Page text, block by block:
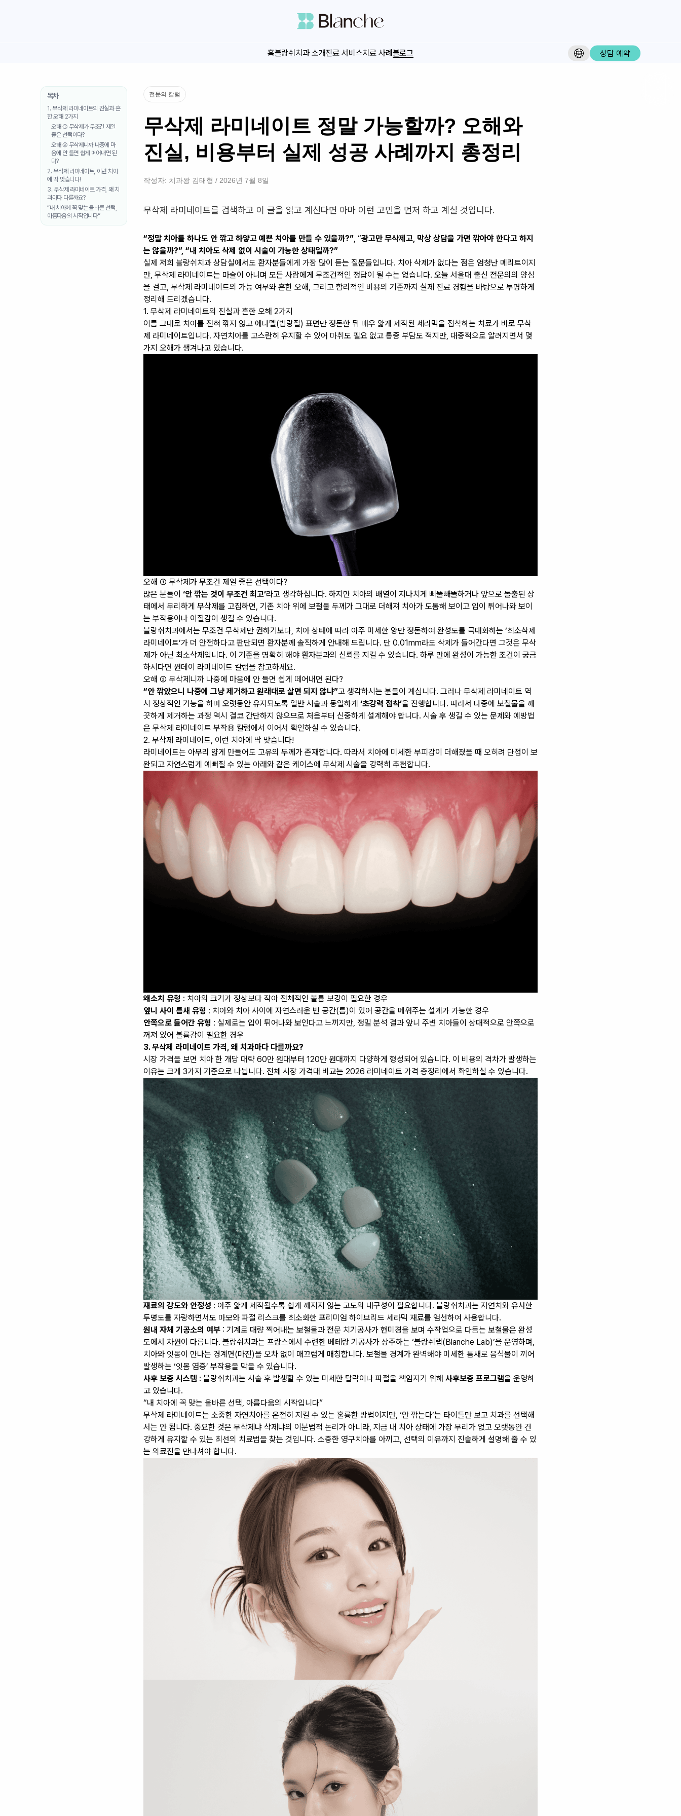
홈블랑쉬치과 소개진료 서비스치료 사례블로그 상담 예약
목차
1. 무삭제 라미네이트의 진실과 흔
한 오해 2가지
오해 ① 무삭제가 무조건 제일
좋은 선택이다?
오해 ② 무삭제니까 나중에 마
음에 안 들면 쉽게 떼어내면 된
다?
2. 무삭제 라미네이트, 이런 치아
에 딱 맞습니다!
3. 무삭제 라미네이트 가격, 왜 치
과마다 다를까요?
“내 치아에 꼭 맞는 올바른 선택,
아름다움의 시작입니다”
전문의 칼럼
무삭제 라미네이트 정말 가능할까? 오해와
진실, 비용부터 실제 성공 사례까지 총정리
작성자: 치과왕 김태형 / 2026년 7월 8일
무삭제 라미네이트를 검색하고 이 글을 읽고 계신다면 아마 이런 고민을 먼저 하고 계실 것입니다.
“정말 치아를 하나도 안 깎고 하얗고 예쁜 치아를 만들 수 있을까?”, “광고만 무삭제고, 막상 상담을 가면 깎아야 한다고 하지
는 않을까?”, “내 치아도 삭제 없이 시술이 가능한 상태일까?”
실제 저희 블랑쉬치과 상담실에서도 환자분들에게 가장 많이 듣는 질문들입니다. 치아 삭제가 없다는 점은 엄청난 메리트이지
만, 무삭제 라미네이트는 마술이 아니며 모든 사람에게 무조건적인 정답이 될 수는 없습니다. 오늘 서울대 출신 전문의의 양심
을 걸고, 무삭제 라미네이트의 가능 여부와 흔한 오해, 그리고 합리적인 비용의 기준까지 실제 진료 경험을 바탕으로 투명하게
정리해 드리겠습니다.
1. 무삭제 라미네이트의 진실과 흔한 오해 2가지
이름 그대로 치아를 전혀 깎지 않고 에나멜(법랑질) 표면만 정돈한 뒤 매우 얇게 제작된 세라믹을 접착하는 치료가 바로 무삭
제 라미네이트입니다. 자연치아를 고스란히 유지할 수 있어 마취도 필요 없고 통증 부담도 적지만, 대중적으로 알려지면서 몇
가지 오해가 생겨나고 있습니다.
오해 ① 무삭제가 무조건 제일 좋은 선택이다?
많은 분들이 ‘안 깎는 것이 무조건 최고’라고 생각하십니다. 하지만 치아의 배열이 지나치게 삐뚤빼뚤하거나 앞으로 돌출된 상
태에서 무리하게 무삭제를 고집하면, 기존 치아 위에 보철물 두께가 그대로 더해져 치아가 도톰해 보이고 입이 튀어나와 보이
는 부작용이나 이질감이 생길 수 있습니다.
블랑쉬치과에서는 무조건 무삭제만 권하기보다, 치아 상태에 따라 아주 미세한 양만 정돈하여 완성도를 극대화하는 ‘최소삭제
라미네이트’가 더 안전하다고 판단되면 환자분께 솔직하게 안내해 드립니다. 단 0.01mm라도 삭제가 들어간다면 그것은 무삭
제가 아닌 최소삭제입니다. 이 기준을 명확히 해야 환자분과의 신뢰를 지킬 수 있습니다. 하루 만에 완성이 가능한 조건이 궁금
하시다면 원데이 라미네이트 칼럼을 참고하세요.
오해 ② 무삭제니까 나중에 마음에 안 들면 쉽게 떼어내면 된다?
“안 깎았으니 나중에 그냥 제거하고 원래대로 살면 되지 않냐”고 생각하시는 분들이 계십니다. 그러나 무삭제 라미네이트 역
시 정상적인 기능을 하며 오랫동안 유지되도록 일반 시술과 동일하게 ‘초강력 접착’을 진행합니다. 따라서 나중에 보철물을 깨
끗하게 제거하는 과정 역시 결코 간단하지 않으므로 처음부터 신중하게 설계해야 합니다. 시술 후 생길 수 있는 문제와 예방법
은 무삭제 라미네이트 부작용 칼럼에서 이어서 확인하실 수 있습니다.
2. 무삭제 라미네이트, 이런 치아에 딱 맞습니다!
라미네이트는 아무리 얇게 만들어도 고유의 두께가 존재합니다. 따라서 치아에 미세한 부피감이 더해졌을 때 오히려 단점이 보
완되고 자연스럽게 예뻐질 수 있는 아래와 같은 케이스에 무삭제 시술을 강력히 추천합니다.
왜소치 유형 : 치아의 크기가 정상보다 작아 전체적인 볼륨 보강이 필요한 경우
앞니 사이 틈새 유형 : 치아와 치아 사이에 자연스러운 빈 공간(틈)이 있어 공간을 메워주는 설계가 가능한 경우
안쪽으로 들어간 유형 : 실제로는 입이 튀어나와 보인다고 느끼지만, 정밀 분석 결과 앞니 주변 치아들이 상대적으로 안쪽으로
꺼져 있어 볼륨감이 필요한 경우
3. 무삭제 라미네이트 가격, 왜 치과마다 다를까요?
시장 가격을 보면 치아 한 개당 대략 60만 원대부터 120만 원대까지 다양하게 형성되어 있습니다. 이 비용의 격차가 발생하는
이유는 크게 3가지 기준으로 나뉩니다. 전체 시장 가격대 비교는 2026 라미네이트 가격 총정리 에서 확인하실 수 있습니다.
재료의 강도와 안정성 : 아주 얇게 제작될수록 쉽게 깨지지 않는 고도의 내구성이 필요합니다. 블랑쉬치과는 자연치와 유사한
투명도를 자랑하면서도 마모와 파절 리스크를 최소화한 프리미엄 하이브리드 세라믹 재료를 엄선하여 사용합니다.
원내 자체 기공소의 여부: 기계로 대량 찍어내는 보철물과 전문 치기공사가 현미경을 보며 수작업으로 다듬는 보철물은 완성
도에서 차원이 다릅니다. 블랑쉬치과는 프랑스에서 수련한 베테랑 기공사가 상주하는 ‘블랑쉬랩(Blanche Lab)’을 운영하며,
치아와 잇몸이 만나는 경계면(마진)을 오차 없이 매끄럽게 매칭합니다. 보철물 경계가 완벽해야 미세한 틈새로 음식물이 끼어
발생하는 ‘잇몸 염증’ 부작용을 막을 수 있습니다.
사후 보증 시스템 : 블랑쉬치과는 시술 후 발생할 수 있는 미세한 탈락이나 파절을 책임지기 위해 사후보증 프로그램을 운영하
고 있습니다.
“내 치아에 꼭 맞는 올바른 선택, 아름다움의 시작입니다”
무삭제 라미네이트는 소중한 자연치아를 온전히 지킬 수 있는 훌륭한 방법이지만, ‘안 깎는다’는 타이틀만 보고 치과를 선택해
서는 안 됩니다. 중요한 것은 무삭제냐 삭제냐의 이분법적 논리가 아니라, 지금 내 치아 상태에 가장 무리가 없고 오랫동안 건
강하게 유지할 수 있는 최선의 치료법을 찾는 것입니다. 소중한 영구치아를 아끼고, 선택의 이유까지 진솔하게 설명해 줄 수 있
는 의료진을 만나셔야 합니다.